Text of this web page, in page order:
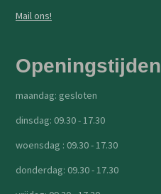
Mail ons!
Openingstijden
maandag: gesloten
dinsdag: 09.30 - 17.30
woensdag : 09.30 - 17.30
donderdag: 09.30 - 17.30